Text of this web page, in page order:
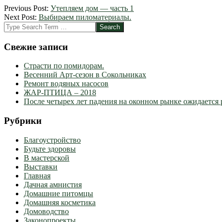
2012-
03-
09
Previous Post: Утепляем дом — часть 1
Next Post: Выбираем пиломатериалы.
Search
Свежие записи
Страсти по помидорам.
Весенний Арт-сезон в Сокольниках
Ремонт водяных насосов
ЖАР-ПТИЦА – 2018
После четырех лет падения на оконном рынке ожидается
Рубрики
Благоустройство
Будьте здоровы
В мастерской
Выставки
Главная
Дачная амнистия
Домашние питомцы
Домашняя косметика
Домоводство
Законопроекты